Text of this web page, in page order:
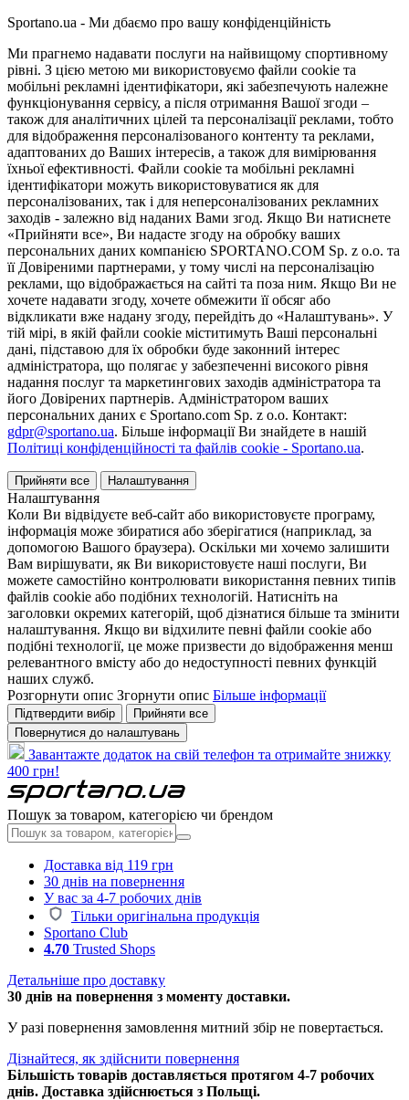
Sportano.ua - Ми дбаємо про вашу конфіденційність
Ми прагнемо надавати послуги на найвищому спортивному
рівні. З цією метою ми використовуємо файли cookie та
мобільні рекламні ідентифікатори, які забезпечують належне
функціонування сервісу, а після отримання Вашої згоди –
також для аналітичних цілей та персоналізації реклами, тобто
для відображення персоналізованого контенту та реклами,
адаптованих до Ваших інтересів, а також для вимірювання
їхньої ефективності. Файли cookie та мобільні рекламні
ідентифікатори можуть використовуватися як для
персоналізованих, так і для неперсоналізованих рекламних
заходів - залежно від наданих Вами згод. Якщо Ви натиснете
«Прийняти все», Ви надасте згоду на обробку ваших
персональних даних компанією SPORTANO.COM Sp. z o.o. та
її Довіреними партнерами, у тому числі на персоналізацію
реклами, що відображається на сайті та поза ним. Якщо Ви не
хочете надавати згоду, хочете обмежити її обсяг або
відкликати вже надану згоду, перейдіть до «Налаштувань». У
тій мірі, в якій файли cookie міститимуть Ваші персональні
дані, підставою для їх обробки буде законний інтерес
адміністратора, що полягає у забезпеченні високого рівня
надання послуг та маркетингових заходів адміністратора та
його Довірених партнерів. Адміністратором ваших
персональних даних є Sportano.com Sp. z o.o. Контакт:
gdpr@sportano.ua. Більше інформації Ви знайдете в нашій
Політиці конфіденційності та файлів cookie - Sportano.ua.
Прийняти все Налаштування
Налаштування
Коли Ви відвідуєте веб-сайт або використовуєте програму,
інформація може збиратися або зберігатися (наприклад, за
допомогою Вашого браузера). Оскільки ми хочемо залишити
Вам вирішувати, як Ви використовуєте наші послуги, Ви
можете самостійно контролювати використання певних типів
файлів cookie або подібних технологій. Натисніть на
заголовки окремих категорій, щоб дізнатися більше та змінити
налаштування. Якщо ви відхилите певні файли cookie або
подібні технології, це може призвести до відображення менш
релевантного вмісту або до недоступності певних функцій
наших служб.
Розгорнути опис Згорнути опис Більше інформації
Підтвердити вибір
Прийняти все
Повернутися до налаштувань
Завантажте додаток на свій телефон та отримайте знижку
400 грн!
Пошук за товаром, категорією чи брендом
Доставка від 119 грн
30 днів на повернення
У вас за 4-7 робочих днів
Тільки оригінальна продукція
Sportano Club
4.70 Trusted Shops
Детальніше про доставку
30 днів на повернення з моменту доставки.
У разі повернення замовлення митний збір не повертається.
Дізнайтеся, як здійснити повернення
Більшість товарів доставляється протягом 4-7 робочих
днів. Доставка здійснюється з Польщі.